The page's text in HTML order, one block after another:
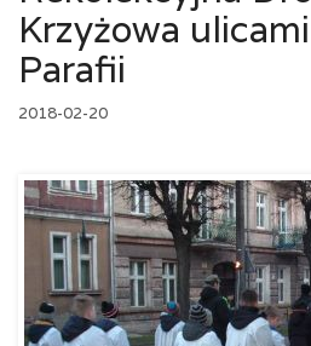
Krzyżowa
Parafii
2018-02-20